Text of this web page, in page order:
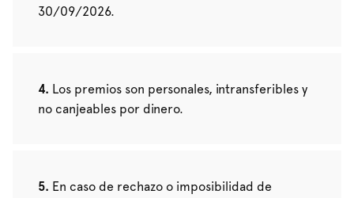
30/09/2026.
Los premios son personales, intransferibles y
no canjeables por dinero.
En caso de rechazo o imposibilidad de